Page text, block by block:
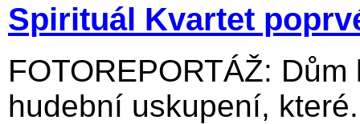
Spirituál Kvartet
FOTOREPORTÁŽ:
hudební uskupení,